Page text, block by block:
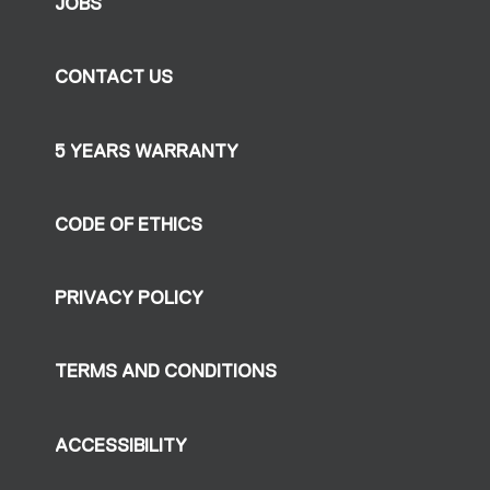
CONTACT US
5 YEARS WARRANTY
CODE OF ETHICS
PRIVACY POLICY
TERMS AND CONDITIONS
ACCESSIBILITY